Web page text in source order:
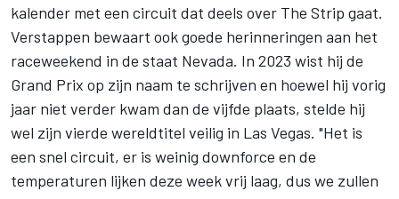
kalender met een circuit dat deels over The Strip gaat.
Verstappen bewaart ook goede herinneringen aan het
raceweekend in de staat Nevada. In 2023 wist hij de
Grand Prix op zijn naam te schrijven en hoewel hij vorig
jaar niet verder kwam dan de vijfde plaats, stelde hij
wel zijn vierde wereldtitel veilig in Las Vegas. "Het is
een snel circuit, er is weinig downforce en de
temperaturen lijken deze week vrij laag, dus we zullen